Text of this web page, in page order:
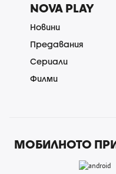
NOVA PLAY
Новини
Предавания
Сериали
Филми
МОБИЛНОТО